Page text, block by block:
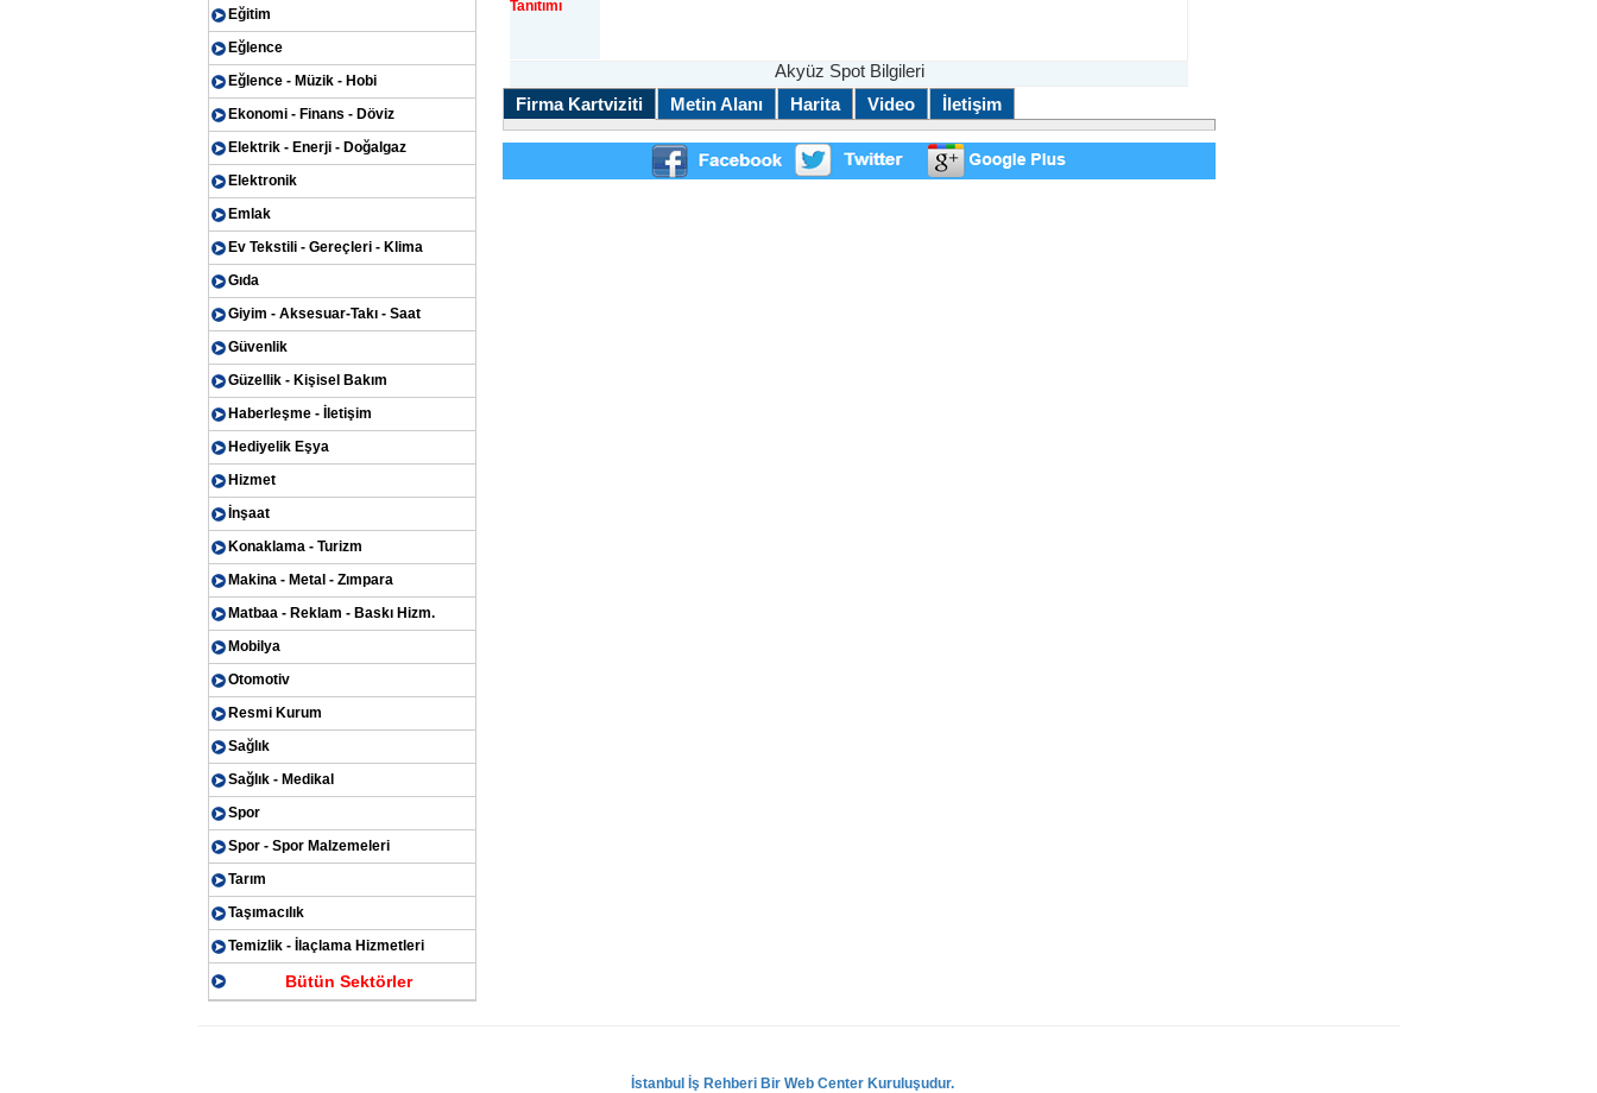
Eğitim
Eğlence
Eğlence - Müzik - Hobi
Ekonomi - Finans - Döviz
Elektrik - Enerji - Doğalgaz
Elektronik
Emlak
Ev Tekstili - Gereçleri - Klima
Gıda
Giyim - Aksesuar-Takı - Saat
Güvenlik
Güzellik - Kişisel Bakım
Haberleşme - İletişim
Hediyelik Eşya
Hizmet
İnşaat
Konaklama - Turizm
Makina - Metal - Zımpara
Matbaa - Reklam - Baskı Hizm.
Mobilya
Otomotiv
Resmi Kurum
Sağlık
Sağlık - Medikal
Spor
Spor - Spor Malzemeleri
Tarım
Taşımacılık
Temizlik - İlaçlama Hizmetleri
Bütün Sektörler
Tanıtımı
Akyüz Spot Bilgileri
Firma Kartviziti
Metin Alanı Harita Video İletişim
İstanbul İş Rehberi Bir Web Center Kuruluşudur.